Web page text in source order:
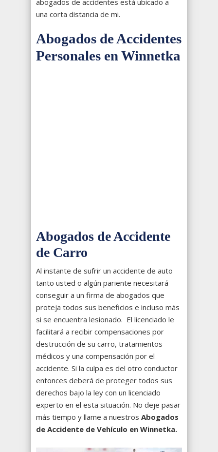
abogados de accidentes está ubicado a
una corta distancia de mi.
Abogados de Accidentes
Personales en Winnetka
Abogados de Accidente
de Carro
Al instante de sufrir un accidente de auto
tanto usted o algún pariente necesitará
conseguir a un firma de abogados que
proteja todos sus beneficios e incluso más
si se encuentra lesionado. El licenciado le
facilitará a recibir compensaciones por
destrucción de su carro, tratamientos
médicos y una compensación por el
accidente. Si la culpa es del otro conductor
entonces deberá de proteger todos sus
derechos bajo la ley con un licenciado
experto en el esta situación. No deje pasar
más tiempo y llame a nuestros Abogados
de Accidente de Vehículo en Winnetka.